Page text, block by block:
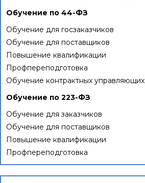
Обучение по 44-ФЗ
Обучение для госзаказчиков
Обучение для поставщиков
Повышение квалификации
Профпереподготовка
Обучение контрактных управляющих
Обучение по 223-ФЗ
Обучение для заказчиков
Обучение для поставщиков
Повышение квалификации
Профпереподготовка